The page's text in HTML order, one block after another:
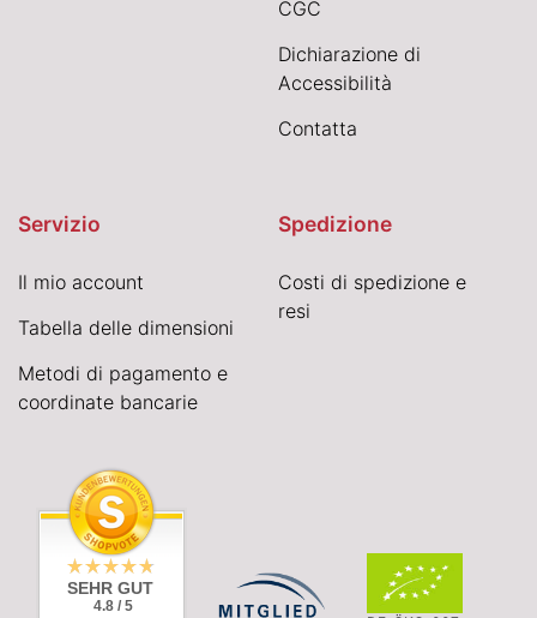
CGC
Dichiarazione di
Accessibilità
Contatta
Servizio
Il mio account
Tabella delle dimensioni
Metodi di pagamento e
coordinate bancarie
Spedizione
Costi di spedizione e
resi
SEHR GUT
4.8 / 5